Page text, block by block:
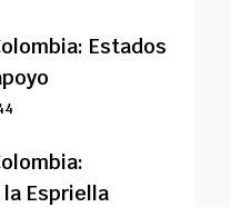
Estados
Espriella